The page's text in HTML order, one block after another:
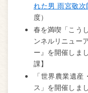
れた男 雨宮敬
度）
春を満喫「こう
ンネルリニュー
ー』を開催しま
課】
「世界農業遺
ス」を開催しま